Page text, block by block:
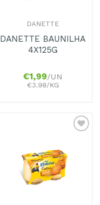
DANETTE
DANETTE BAUNILHA
4X125G
€1,99/UN
€3.98/KG
Favoritos